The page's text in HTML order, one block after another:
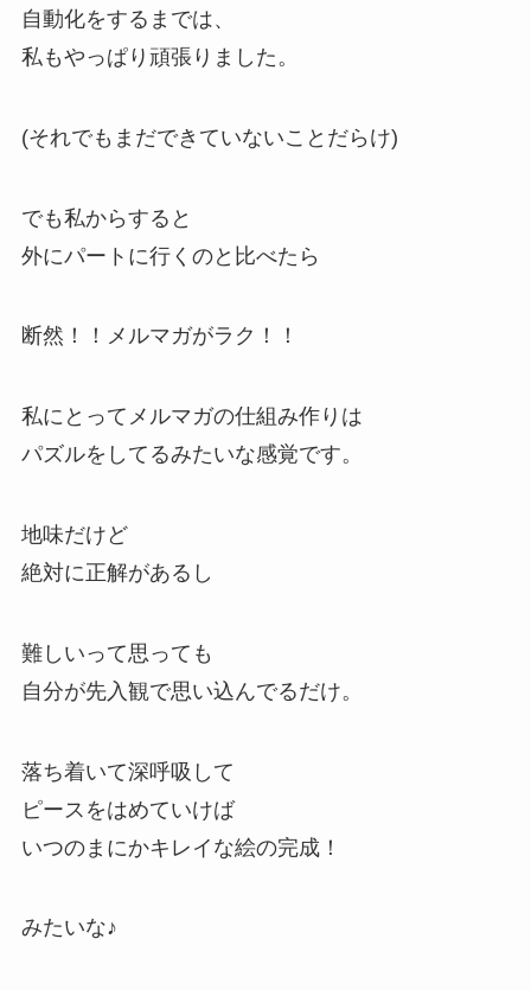
自動化をするまでは、
私もやっぱり頑張りました。
(それでもまだできていないことだらけ)
でも私からすると
外にパートに行くのと比べたら
断然！！メルマガがラク！！
私にとってメルマガの仕組み作りは
パズルをしてるみたいな感覚です。
地味だけど
絶対に正解があるし
難しいって思っても
自分が先入観で思い込んでるだけ。
落ち着いて深呼吸して
ピースをはめていけば
いつのまにかキレイな絵の完成！
みたいな♪